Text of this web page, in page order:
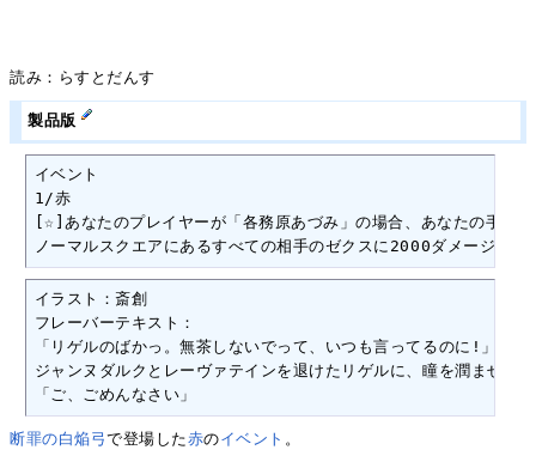
読み：らすとだんす
製品版
イベント
1/赤
[☆]あなたのプレイヤーが「各務原あづみ」の場合、あなたの手札
ノーマルスクエアにあるすべての相手のゼクスに2000ダメージを与
イラスト：斎創
フレーバーテキスト：
「リゲルのばかっ。無茶しないでって、いつも言ってるのに!」
ジャンヌダルクとレーヴァテインを退けたリゲルに、瞳を潤ませた
「ご、ごめんなさい」
断罪の白焔弓で登場した赤のイベント 。